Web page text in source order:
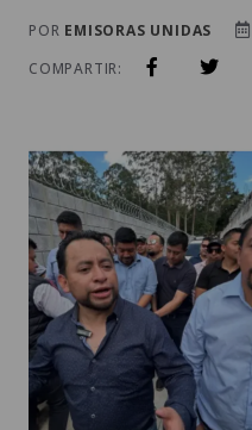
POR EMISORAS UNIDAS
COMPARTIR: